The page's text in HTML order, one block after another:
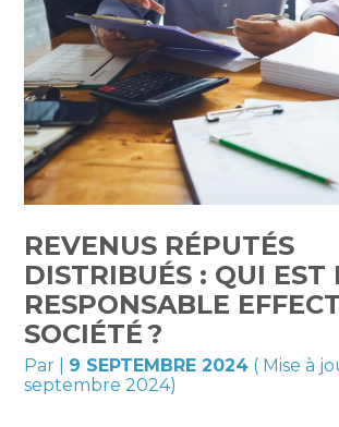
REVENUS RÉPUTÉS
DISTRIBUÉS : QUI EST
RESPONSABLE
SOCIÉTÉ ?
Par 9 SEPTEMBRE 2024 ( Mise à
septembre 2024)